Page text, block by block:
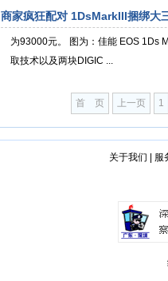
商家疯狂配对 1DsMarkIII捆绑大
为93000元。 图为：佳能 EOS 1Ds
取技术以及两块DIGIC ...
首 页 上一页 1
关于我们 服